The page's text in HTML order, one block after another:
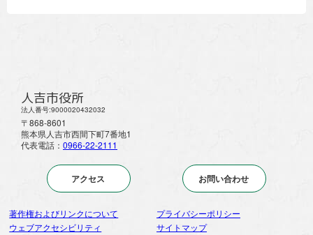
人吉市役所
法人番号:9000020432032
〒868-8601
熊本県人吉市西間下町7番地1
代表電話： 0966-22-2111
アクセス お問い合わせ
著作権およびリンクについて
プライバシーポリシー
ウェブアクセシビリティ
サイトマップ